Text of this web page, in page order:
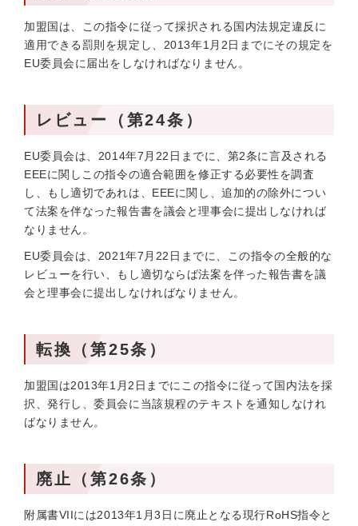
加盟国は、この指令に従って採択される国内法規定違反に
適用できる罰則を規定し、2013年1月2日までにその規定を
EU委員会に届出をしなければなりません。
レビュー（第24条）
EU委員会は、2014年7月22日までに、第2条に言及される
EEEに関しこの指令の適合範囲を修正する必要性を調査
し、もし適切であれは、EEEに関し、追加的の除外につい
て法案を伴なった報告書を議会と理事会に提出しなければ
なりません。
EU委員会は、2021年7月22日までに、この指令の全般的な
レビューを行い、もし適切ならば法案を伴った報告書を議
会と理事会に提出しなければなりません。
転換（第25条）
加盟国は2013年1月2日までにこの指令に従って国内法を採
択、発行し、委員会に当該規程のテキストを通知しなけれ
ばなりません。
廃止（第26条）
附属書VIIには2013年1月3日に廃止となる現行RoHS指令と